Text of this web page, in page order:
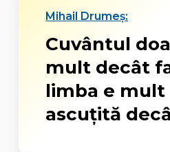
Mihail Drumeș:
Cuvântul
mult decât
limba e mult
ascuţită